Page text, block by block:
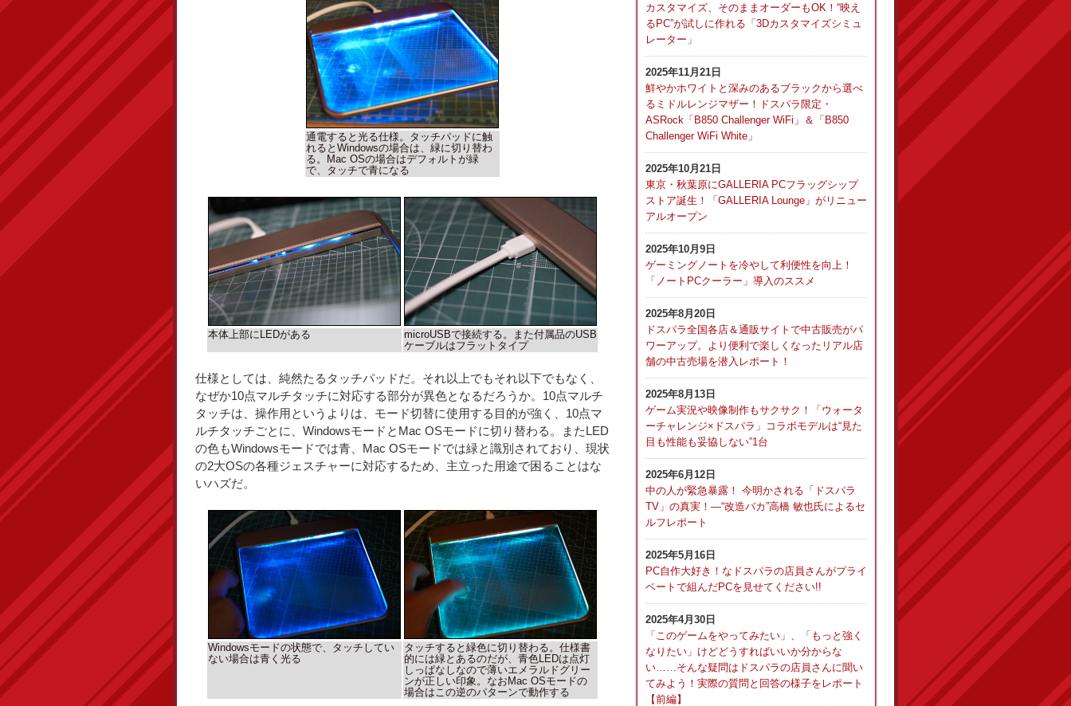
通電すると光る仕様。タッチパッドに触
れるとWindowsの場合は、緑に切り替わ
る。Mac OSの場合はデフォルトが緑
で、タッチで青になる
本体上部にLEDがある
microUSBで接続する。また付属品のUSB
ケーブルはフラットタイプ
仕様としては、純然たるタッチパッドだ。それ以上でもそれ以下でもなく、
なぜか10点マルチタッチに対応する部分が異色となるだろうか。10点マルチ
タッチは、操作用というよりは、モード切替に使用する目的が強く、10点マ
ルチタッチごとに、WindowsモードとMac OSモードに切り替わる。またLED
の色もWindowsモードでは青、Mac OSモードでは緑と識別されており、現状
の2大OSの各種ジェスチャーに対応するため、主立った用途で困ることはな
いハズだ。
Windowsモードの状態で、タッチしてい
ない場合は青く光る
タッチすると緑色に切り替わる。仕様書
的には緑とあるのだが、青色LEDは点灯
しっぱなしなので薄いエメラルドグリー
ンが正しい印象。なおMac OSモードの
場合はこの逆のパターンで動作する
カスタマイズ、そのままオーダーもOK！“映え
るPC”が試しに作れる「3Dカスタマイズシミュ
レーター」
2025年11月21日
鮮やかホワイトと深みのあるブラックから選べ
るミドルレンジマザー！ドスパラ限定・
ASRock「B850 Challenger WiFi」＆「B850
Challenger WiFi White」
2025年10月21日
東京・秋葉原にGALLERIA PCフラッグシップ
ストア誕生！「GALLERIA Lounge」がリニュー
アルオープン
2025年10月9日
ゲーミングノートを冷やして利便性を向上！
「ノートPCクーラー」導入のススメ
2025年8月20日
ドスパラ全国各店＆通販サイトで中古販売がパ
ワーアップ。より便利で楽しくなったリアル店
舗の中古売場を潜入レポート！
2025年8月13日
ゲーム実況や映像制作もサクサク！「ウォータ
ーチャレンジ×ドスパラ」コラボモデルは“見た
目も性能も妥協しない”1台
2025年6月12日
中の人が緊急暴露！ 今明かされる「ドスパラ
TV」の真実！―“改造バカ”高橋 敏也氏によるセ
ルフレポート
2025年5月16日
PC自作大好き！なドスパラの店員さんがプライ
ベートで組んだPCを見せてください!!
2025年4月30日
「このゲームをやってみたい」、「もっと強く
なりたい」けどどうすればいいか分からな
い……そんな疑問はドスパラの店員さんに聞い
てみよう！実際の質問と回答の様子をレポート
【前編】